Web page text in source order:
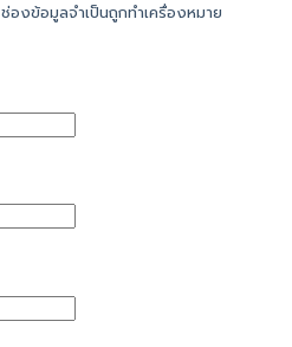
ช่องข้อมูลจำเป็นถูกทำเครื่องหมาย